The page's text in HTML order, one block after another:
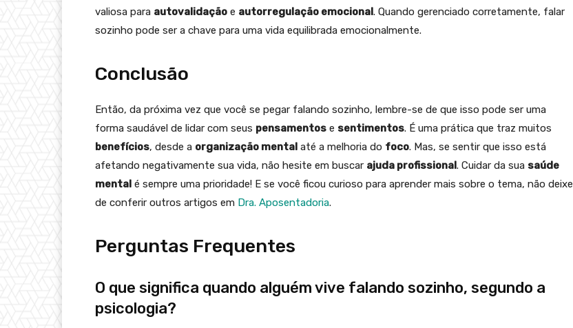
valiosa para autovalidação e autorregulação emocional. Quando gerenciado corretamente, falar
sozinho pode ser a chave para uma vida equilibrada emocionalmente.
Conclusão
Então, da próxima vez que você se pegar falando sozinho, lembre-se de que isso pode ser uma
forma saudável de lidar com seus pensamentos e sentimentos. É uma prática que traz muitos
benefícios, desde a organização mental até a melhoria do foco. Mas, se sentir que isso está
afetando negativamente sua vida, não hesite em buscar ajuda profissional. Cuidar da sua saúde
mental é sempre uma prioridade! E se você ficou curioso para aprender mais sobre o tema, não deixe
de conferir outros artigos em Dra. Aposentadoria.
Perguntas Frequentes
O que significa quando alguém vive falando sozinho, segundo a
psicologia?